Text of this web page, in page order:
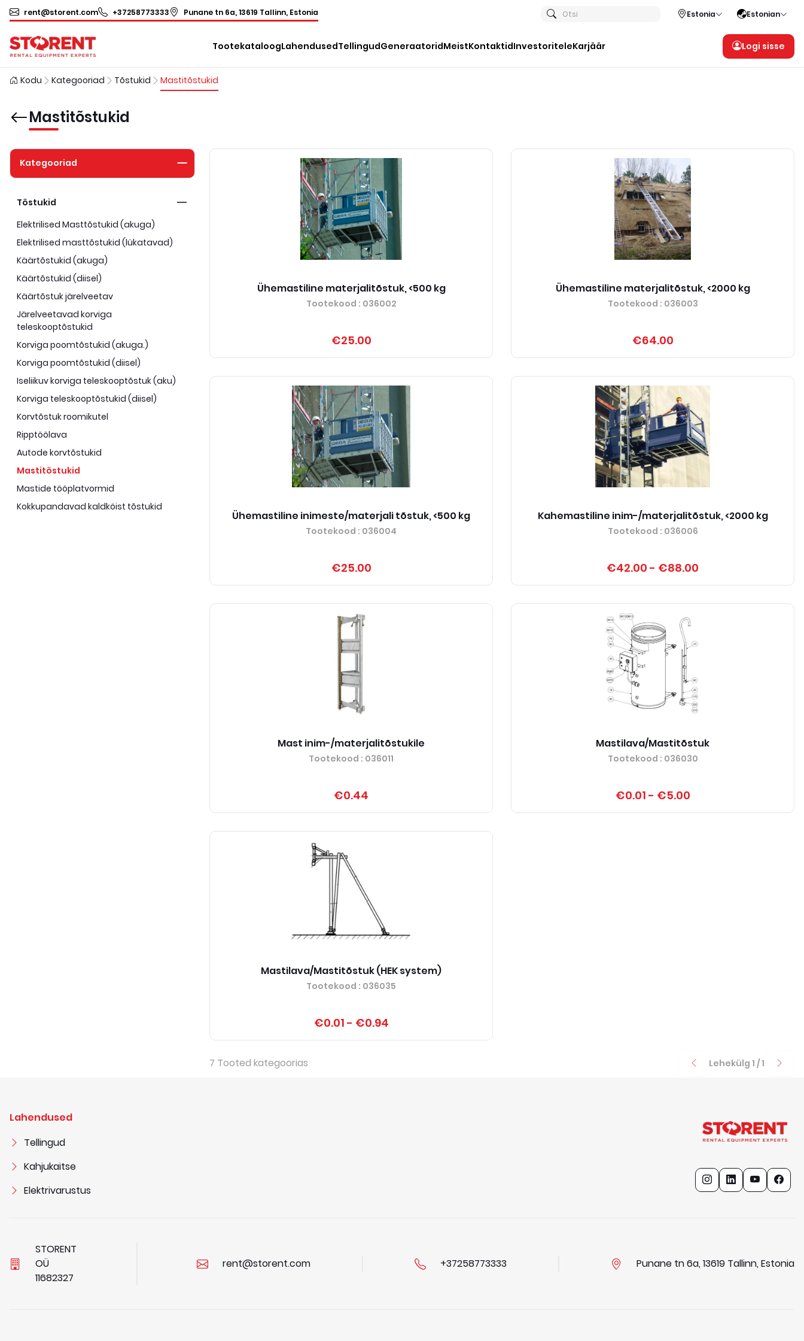
rent@storent.com +37258773333 Punane tn 6a, 13619 Tallinn, Estonia Otsi Estonia Estonian
TootekataloogLahendusedTellingudGeneraatoridMeistKontaktidInvestoriteleKarjäär Logi sisse
Kodu Kategooriad Tõstukid Mastitõstukid
Mastitõstukid
Kategooriad
Tõstukid
Elektrilised Masttõstukid (akuga)
Elektrilised masttõstukid (lükatavad)
Käärtõstukid (akuga)
Käärtõstukid (diisel)
Käärtõstuk järelveetav
Järelveetavad korviga
teleskooptõstukid
Korviga poomtõstukid (akuga.)
Korviga poomtõstukid (diisel)
Iseliikuv korviga teleskooptõstuk (aku)
Korviga teleskooptõstukid (diisel)
Korvtõstuk roomikutel
Ripptöölava
Autode korvtõstukid
Mastitõstukid
Mastide tööplatvormid
Kokkupandavad kaldköist tõstukid
Ühemastiline materjalitõstuk, <500 kg
Tootekood : 036002
€25.00
Ühemastiline materjalitõstuk, <2000 kg
Tootekood : 036003
€64.00
Ühemastiline inimeste/materjali tõstuk, <500 kg
Tootekood : 036004
€25.00
Kahemastiline inim-/materjalitõstuk, <2000 kg
Tootekood : 036006
€42.00 - €88.00
Mast inim-/materjalitõstukile
Tootekood : 036011
€0.44
Mastilava/Mastitõstuk
Tootekood : 036030
€0.01 - €5.00
Mastilava/Mastitõstuk (HEK system)
Tootekood : 036035
€0.01 - €0.94
7 Tooted kategoorias Lehekülg 1 /1
Lahendused
Tellingud
Kahjukaitse
Elektrivarustus
STORENT
OÜ
11682327
rent@storent.com +37258773333 Punane tn 6a, 13619 Tallinn, Estonia